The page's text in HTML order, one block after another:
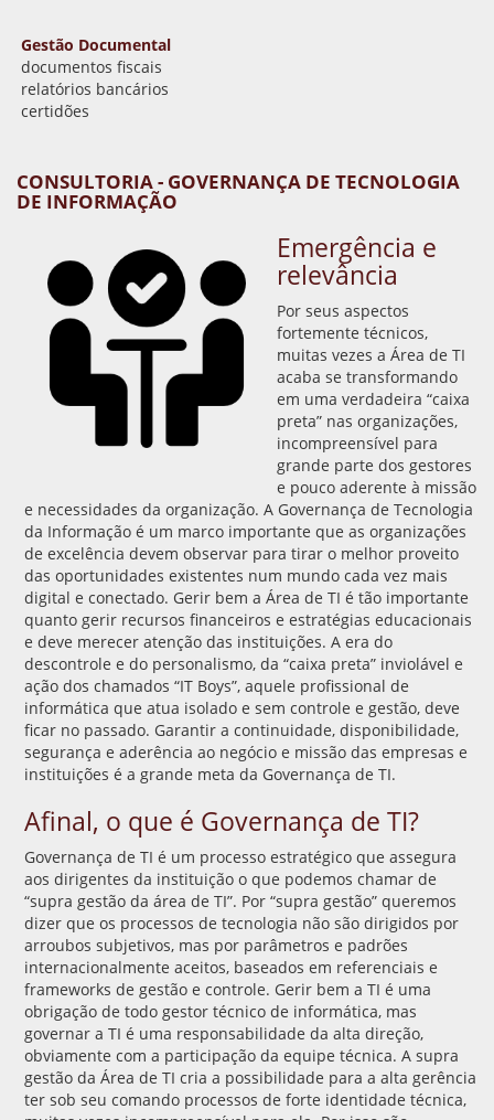
Gestão Documental
documentos fiscais
relatórios bancários
certidões
CONSULTORIA - GOVERNANÇA DE TECNOLOGIA
DE INFORMAÇÃO
Emergência e
relevância
Por seus aspectos
fortemente técnicos,
muitas vezes a Área de TI
acaba se transformando
em uma verdadeira “caixa
preta” nas organizações,
incompreensível para
grande parte dos gestores
e pouco aderente à missão
e necessidades da organização. A Governança de Tecnologia
da Informação é um marco importante que as organizações
de excelência devem observar para tirar o melhor proveito
das oportunidades existentes num mundo cada vez mais
digital e conectado. Gerir bem a Área de TI é tão importante
quanto gerir recursos financeiros e estratégias educacionais
e deve merecer atenção das instituições. A era do
descontrole e do personalismo, da “caixa preta” inviolável e
ação dos chamados “IT Boys”, aquele profissional de
informática que atua isolado e sem controle e gestão, deve
ficar no passado. Garantir a continuidade, disponibilidade,
segurança e aderência ao negócio e missão das empresas e
instituições é a grande meta da Governança de TI.
Afinal, o que é Governança de TI?
Governança de TI é um processo estratégico que assegura
aos dirigentes da instituição o que podemos chamar de
“supra gestão da área de TI”. Por “supra gestão” queremos
dizer que os processos de tecnologia não são dirigidos por
arroubos subjetivos, mas por parâmetros e padrões
internacionalmente aceitos, baseados em referenciais e
frameworks de gestão e controle. Gerir bem a TI é uma
obrigação de todo gestor técnico de informática, mas
governar a TI é uma responsabilidade da alta direção,
obviamente com a participação da equipe técnica. A supra
gestão da Área de TI cria a possibilidade para a alta gerência
ter sob seu comando processos de forte identidade técnica,